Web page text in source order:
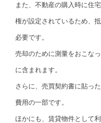
また、不動産の購入時に住
権が設定されているため、
必要です。
売却のために測量をおこな
に含まれます。
さらに、売買契約書に貼っ
費用の一部です。
ほかにも、賃貸物件として